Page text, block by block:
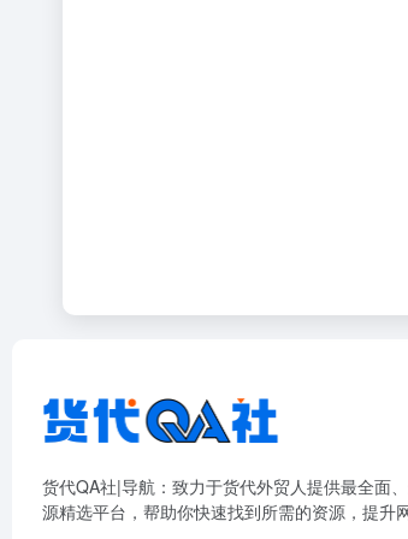
货代QA社|导航：致力于货代外贸人提供最全面
源精选平台，帮助你快速找到所需的资源，提升